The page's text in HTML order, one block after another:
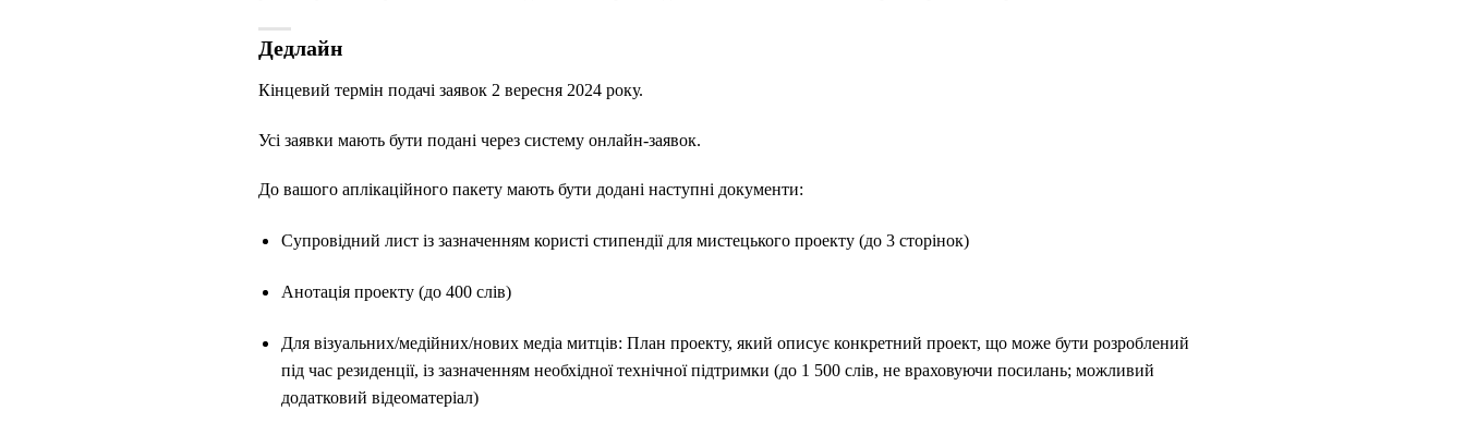
Дедлайн
Кінцевий термін подачі заявок 2 вересня 2024 року.
Усі заявки мають бути подані через систему онлайн-заявок.
До вашого аплікаційного пакету мають бути додані наступні документи:
Супровідний лист із зазначенням користі стипендії для мистецького проекту (до 3 сторінок)
Анотація проекту (до 400 слів)
Для візуальних/медійних/нових медіа митців: План проекту, який описує конкретний проект, що може бути розроблений
під час резиденції, із зазначенням необхідної технічної підтримки (до 1 500 слів, не враховуючи посилань; можливий
додатковий відеоматеріал)